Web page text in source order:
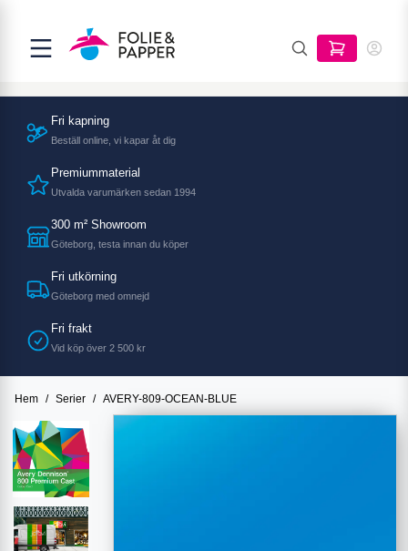
Fri kapning
Beställ online, vi kapar åt dig
Premiummaterial
Utvalda varumärken sedan 1994
300 m² Showroom
Göteborg, testa innan du köper
Fri utkörning
Göteborg med omnejd
Fri frakt
Vid köp över 2 500 kr
Hem / Serier / AVERY-809-OCEAN-BLUE